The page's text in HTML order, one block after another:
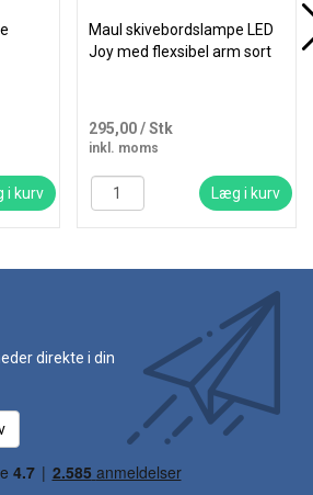
i kurv
Maul skivebordslampe LED
Joy med flexsibel arm sort
295,00/ Stk
inkl. moms
Læg i kurv
direkte i din